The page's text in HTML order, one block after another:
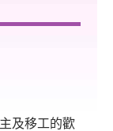
及移工的歡